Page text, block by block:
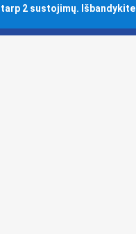
2 sustojimų. Išbandykite